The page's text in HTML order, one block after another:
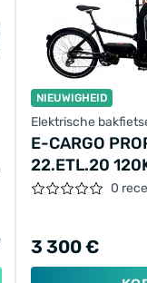
NIEUWIGHEID
Elektrische
E-CARGO
22.ETL.20
17.5AH 630WH
0
3 300 €